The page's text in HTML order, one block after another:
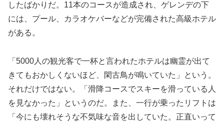
したばかりだ。11本のコースが造成され、ゲレンデの下
には、プール、カラオケバーなどが完備された高級ホテル
がある。
「5000人の観光客で一杯と言われたホテルは幽霊が出て
きてもおかしくないほど、閑古鳥が鳴いていた」という。
それだけではない。「滑降コースでスキーを滑っている人
を見なかった」というのだ。また、一行が乗ったリフトは
「今にも壊れそうな不気味な音を出していた。正直いって